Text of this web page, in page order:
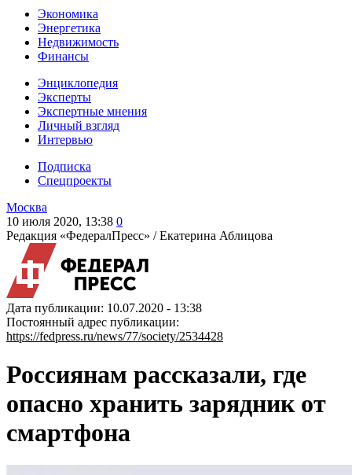
Экономика
Энергетика
Недвижимость
Финансы
Энциклопедия
Эксперты
Экспертные мнения
Личный взгляд
Интервью
Подписка
Спецпроекты
Москва
10 июля 2020, 13:38 0
Редакция «ФедералПресс» /Екатерина Аблицова
Дата публикации: 10.07.2020 - 13:38
Постоянный адрес публикации:
https://fedpress.ru/news/77/society/2534428
Россиянам рассказали, где
опасно хранить зарядник от
смартфона